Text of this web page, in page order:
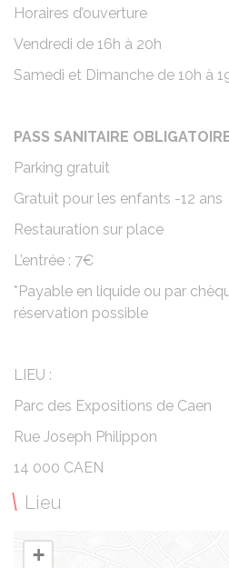
Horaires d’ouverture
Vendredi de 16h à 20h
Samedi et Dimanche de 10h à
PASS SANITAIRE
Parking gratuit
Gratuit pour les enfants -12 ans
Restauration sur place
L’entrée : 7€
*Payable en liquide ou par
réservation possible
LIEU :
Parc des Expositions de Caen
Rue Joseph Philippon
14 000 CAEN
Lieu
+